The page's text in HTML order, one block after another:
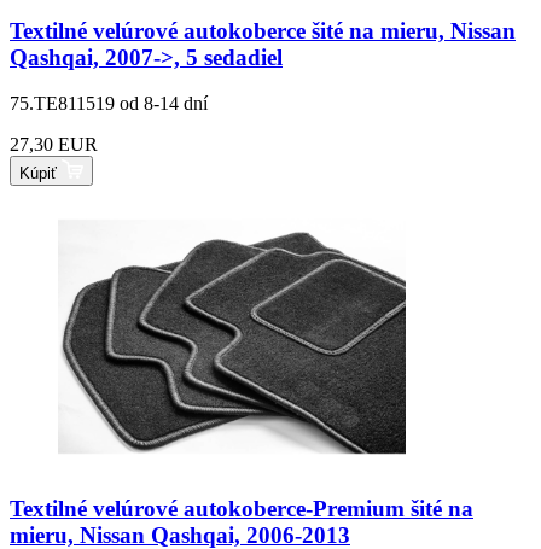
Textilné velúrové autokoberce šité na mieru, Nissan
Qashqai, 2007->, 5 sedadiel
75.TE811519 od 8-14 dní
27,30 EUR
Kúpiť
Textilné velúrové autokoberce-Premium šité na
mieru, Nissan Qashqai, 2006-2013